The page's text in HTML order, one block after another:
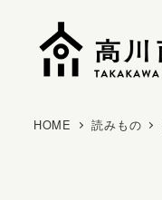
HOME 読みもの